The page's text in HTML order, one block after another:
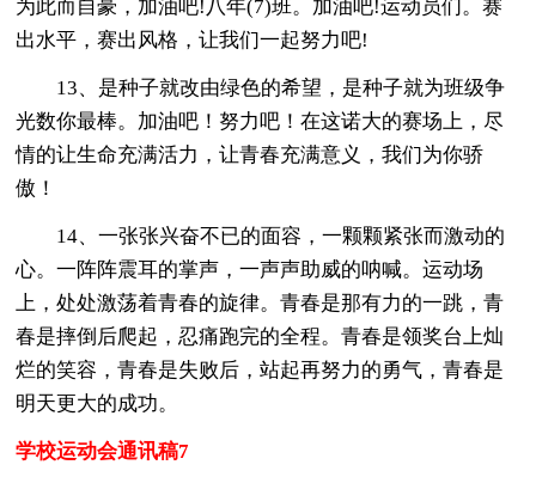
为此而自豪，加油吧!八年(7)班。加油吧!运动员们。赛
出水平，赛出风格，让我们一起努力吧!
13、是种子就改由绿色的希望，是种子就为班级争
光数你最棒。加油吧！努力吧！在这诺大的赛场上，尽
情的让生命充满活力，让青春充满意义，我们为你骄
傲！
14、一张张兴奋不已的面容，一颗颗紧张而激动的
心。一阵阵震耳的掌声，一声声助威的呐喊。运动场
上，处处激荡着青春的旋律。青春是那有力的一跳，青
春是摔倒后爬起，忍痛跑完的全程。青春是领奖台上灿
烂的笑容，青春是失败后，站起再努力的勇气，青春是
明天更大的成功。
学校运动会通讯稿7